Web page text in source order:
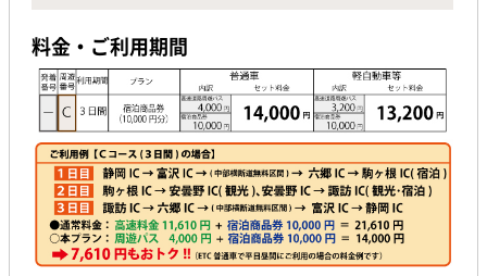
料金・ご利用期間